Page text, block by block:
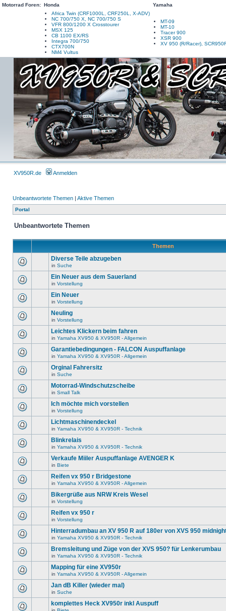
Motorrad Foren: Honda
Yamaha
Africa Twin (CRF1000L, CRF250L, X-ADV)
NC 700/750 X, NC 700/750 S
VFR 800/1200 X Crosstourer
MSX 125
CB 1100 EX/RS
Integra 700/750
CTX700N
NM4 Vultus
MT-09
MT-10
Tracer 900
XSR 900
XV 950 (R/Racer),
XV950R.de Anmelden
Unbeantwortete Themen | Aktive Themen
Portal
Unbeantwortete Themen
Themen
Diverse Teile abzugeben
in Suche
Ein Neuer aus dem Sauerland
in Vorstellung
Ein Neuer
in Vorstellung
Neuling
in Vorstellung
Leichtes Klickern beim fahren
in Yamaha XV950 & XV950R - Allgemein
Garantiebedingungen - FALCON Auspuffanlage
in Yamaha XV950 & XV950R - Allgemein
Orginal Fahrersitz
in Suche
Motorrad-Windschutzscheibe
in Small Talk
Ich möchte mich vorstellen
in Vorstellung
Lichtmaschinendeckel
in Yamaha XV950 & XV950R - Technik
Blinkrelais
in Yamaha XV950 & XV950R - Technik
Verkaufe Miiler Auspuffanlage AVENGER K
in Biete
Reifen vx 950 r Bridgestone
in Yamaha XV950 & XV950R - Allgemein
Bikergrüße aus NRW Kreis Wesel
in Vorstellung
Reifen vx 950 r
in Vorstellung
Hinterradumbau an XV 950 R auf 180er von XVS 950
in Yamaha XV950 & XV950R - Technik
Bremsleitung und Züge von der XVS 950? für Lenkerumbau
in Yamaha XV950 & XV950R - Technik
Mapping für eine XV950r
in Yamaha XV950 & XV950R - Allgemein
Jan dB Killer (wieder mal)
in Suche
komplettes Heck XV950r inkl Auspuff